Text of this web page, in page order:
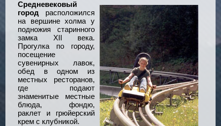
Средневековый
город расположился
на вершине холма у
подножия старинного
замка XII века.
Прогулка по городу,
посещение
сувенирных лавок,
обед в одном из
местных ресторанов,
где подают
знаменитые местные
блюда, фондю,
раклет и грюйерский
крем с клубникой.